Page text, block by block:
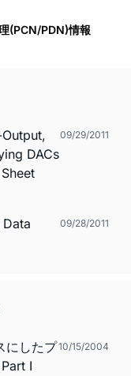
(PCN/PDN)情報
DACs
09/29/2011
09/28/2011
にしたプ
I
10/15/2004